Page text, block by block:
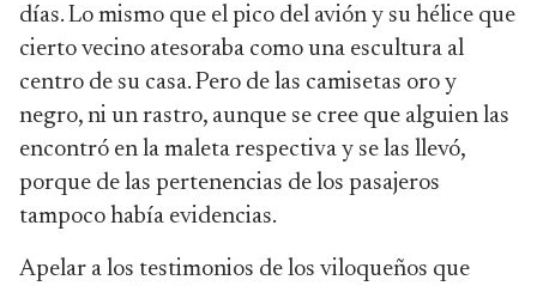
días. Lo mismo que el pico del avión y su hélice que
cierto vecino atesoraba como una escultura al
centro de su casa. Pero de las camisetas oro y
negro, ni un rastro, aunque se cree que alguien las
encontró en la maleta respectiva y se las llevó,
porque de las pertenencias de los pasajeros
tampoco había evidencias.
Apelar a los testimonios de los viloqueños que